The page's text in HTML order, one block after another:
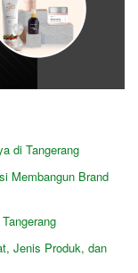
di Tangerang
Membangun Brand
Jenis Produk, dan